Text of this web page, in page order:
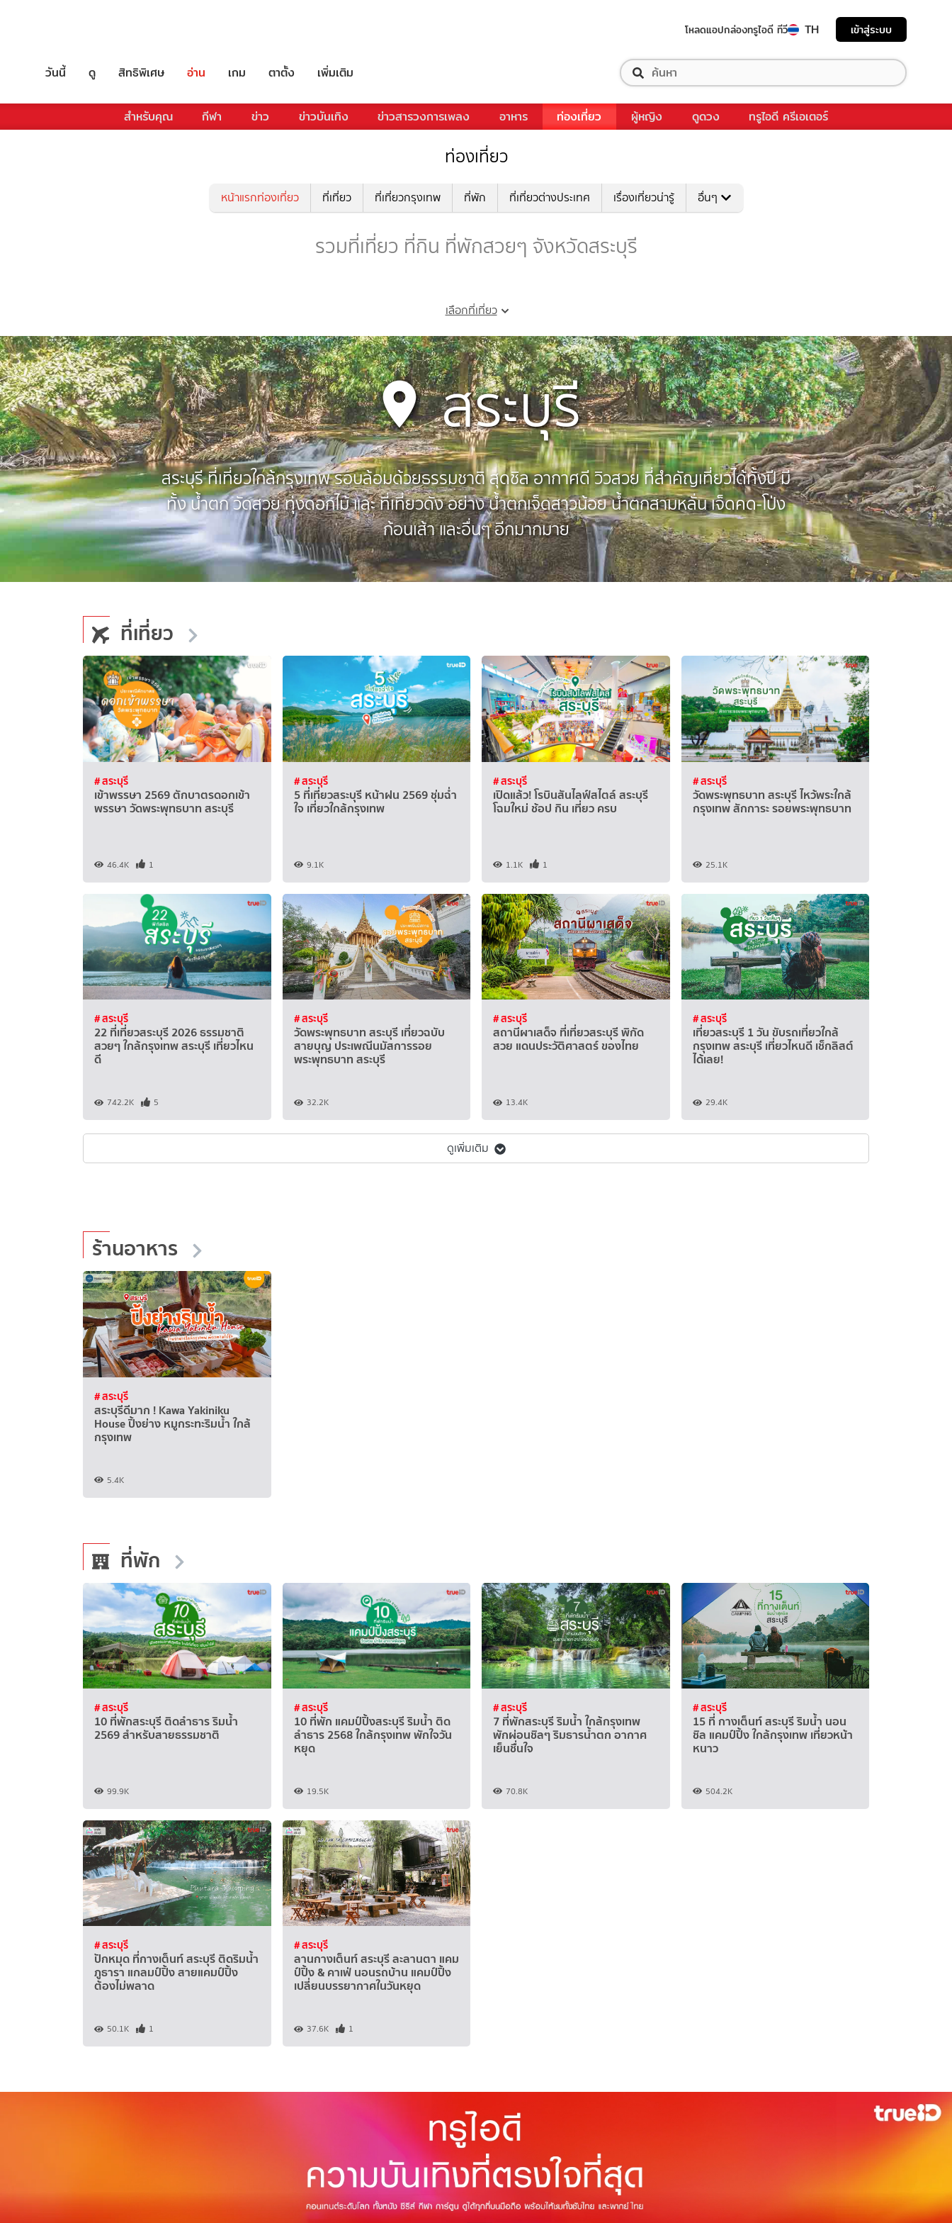
โหลดแอปกล่องทรูไอดี ทีวี TH เข้าสู่ระบบ
วันนี้ ดู สิทธิพิเศษ อ่าน เกม ตาตั้ง เพิ่มเติม
สำหรับคุณ กีฬา ข่าว ข่าวบันเทิง ข่าวสารวงการเพลง อาหาร ท่องเที่ยว ผู้หญิง ดูดวง ทรูไอดี ครีเอเตอร์
ท่องเที่ยว
หน้าแรกท่องเที่ยว ที่เที่ยว ที่เที่ยวกรุงเทพ ที่พัก ที่เที่ยวต่างประเทศ เรื่องเที่ยวน่ารู้ อื่นๆ
รวมที่เที่ยว ที่กิน ที่พักสวยๆ จังหวัดสระบุรี
เลือกที่เที่ยว
สระบุรี
สระบุรี ที่เที่ยวใกล้กรุงเทพ รอบล้อมด้วยธรรมชาติ สุดชิล อากาศดี วิวสวย ที่สำคัญเที่ยวได้ทั้งปี มี
ทั้ง น้ำตก วัดสวย ทุ่งดอกไม้ และ ที่เที่ยวดัง อย่าง น้ำตกเจ็ดสาวน้อย น้ำตกสามหลั่น เจ็ดคด-โป่ง
ก้อนเส้า และอื่นๆ อีกมากมาย
ที่เที่ยว
# สระบุรี
เข้าพรรษา 2569 ตักบาตรดอกเข้า
พรรษา วัดพระพุทธบาท สระบุรี
46.4K 1
# สระบุรี
5 ที่เที่ยวสระบุรี หน้าฝน 2569 ชุ่มฉ่ำ
ใจ เที่ยวใกล้กรุงเทพ
9.1K
# สระบุรี
เปิดแล้ว! โรบินสันไลฟ์สไตล์ สระบุรี
โฉมใหม่ ช้อป กิน เที่ยว ครบ
1.1K 1
# สระบุรี
วัดพระพุทธบาท สระบุรี ไหว้พระใกล้
กรุงเทพ สักการะ รอยพระพุทธบาท
25.1K
# สระบุรี
22 ที่เที่ยวสระบุรี 2026 ธรรมชาติ
สวยๆ ใกล้กรุงเทพ สระบุรี เที่ยวไหน
ดี
742.2K 5
# สระบุรี
วัดพระพุทธบาท สระบุรี เที่ยวฉบับ
สายบุญ ประเพณีนมัสการรอย
พระพุทธบาท สระบุรี
32.2K
# สระบุรี
สถานีผาเสด็จ ที่เที่ยวสระบุรี พิกัด
สวย แดนประวัติศาสตร์ ของไทย
13.4K
# สระบุรี
เที่ยวสระบุรี 1 วัน ขับรถเที่ยวใกล้
กรุงเทพ สระบุรี เที่ยวไหนดี เช็กลิสต์
ได้เลย!
29.4K
ดูเพิ่มเติม
ร้านอาหาร
# สระบุรี
สระบุรีดีมาก ! Kawa Yakiniku
House ปิ้งย่าง หมูกระทะริมน้ำ ใกล้
กรุงเทพ
5.4K
ที่พัก
# สระบุรี
10 ที่พักสระบุรี ติดลำธาร ริมน้ำ
2569 สำหรับสายธรรมชาติ
99.9K
# สระบุรี
10 ที่พัก แคมป์ปิ้งสระบุรี ริมน้ำ ติด
ลำธาร 2568 ใกล้กรุงเทพ พักใจวัน
หยุด
19.5K
# สระบุรี
7 ที่พักสระบุรี ริมน้ำ ใกล้กรุงเทพ
พักผ่อนชิลๆ ริมธารน้ำตก อากาศ
เย็นชื่นใจ
70.8K
# สระบุรี
15 ที่ กางเต็นท์ สระบุรี ริมน้ำ นอน
ชิล แคมป์ปิ้ง ใกล้กรุงเทพ เที่ยวหน้า
หนาว
504.2K
# สระบุรี
ปักหมุด ที่กางเต็นท์ สระบุรี ติดริมน้ำ
ภูธารา แกลมป์ปิ้ง สายแคมป์ปิ้ง
ต้องไม่พลาด
50.1K 1
# สระบุรี
ลานกางเต็นท์ สระบุรี ละลานตา แคม
ป์ปิ้ง & คาเฟ่ นอนรถบ้าน แคมป์ปิ้ง
เปลี่ยนบรรยากาศในวันหยุด
37.6K 1